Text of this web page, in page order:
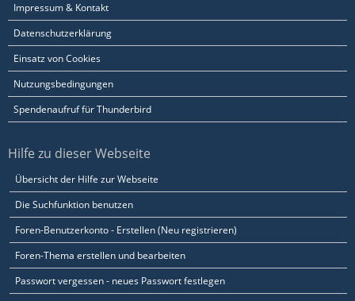
Impressum & Kontakt
Datenschutzerklärung
Einsatz von Cookies
Nutzungsbedingungen
Spendenaufruf für Thunderbird
Hilfe zu dieser Webseite
Übersicht der Hilfe zur Webseite
Die Suchfunktion benutzen
Foren-Benutzerkonto - Erstellen (Neu registrieren)
Foren-Thema erstellen und bearbeiten
Passwort vergessen - neues Passwort festlegen